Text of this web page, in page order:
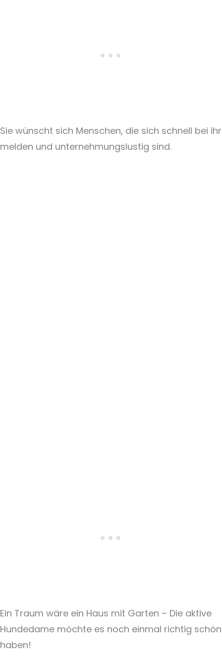
Sie wünscht sich Menschen, die sich schnell bei ihr
melden und unternehmungslustig sind.
Ein Traum wäre ein Haus mit Garten – Die aktive
Hundedame möchte es noch einmal richtig schön
haben!